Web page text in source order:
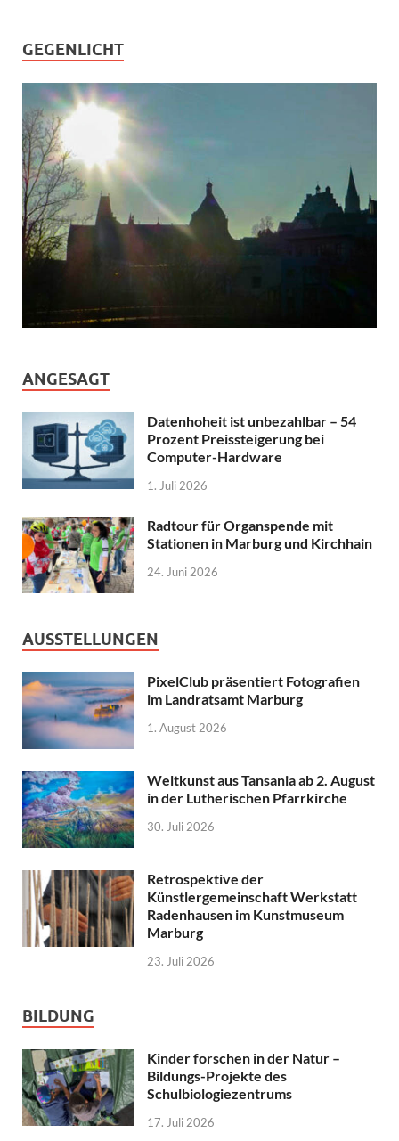
GEGENLICHT
ANGESAGT
Datenhoheit ist unbezahlbar – 54
Prozent Preissteigerung bei
Computer-Hardware
1. Juli 2026
Radtour für Organspende mit
Stationen in Marburg und Kirchhain
24. Juni 2026
AUSSTELLUNGEN
PixelClub präsentiert Fotografien
im Landratsamt Marburg
1. August 2026
Weltkunst aus Tansania ab 2. August
in der Lutherischen Pfarrkirche
30. Juli 2026
Retrospektive der
Künstlergemeinschaft Werkstatt
Radenhausen im Kunstmuseum
Marburg
23. Juli 2026
BILDUNG
Kinder forschen in der Natur –
Bildungs-Projekte des
Schulbiologiezentrums
17. Juli 2026